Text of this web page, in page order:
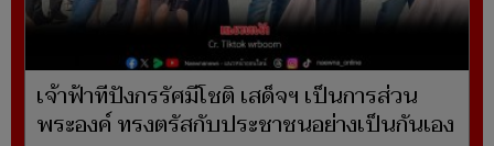
เจ้าฟ้าทีปังกรรัศมีโชติ เสด็จฯ เป็นการส่วน
พระองค์ ทรงตรัสกับประชาชนอย่างเป็นกันเอง